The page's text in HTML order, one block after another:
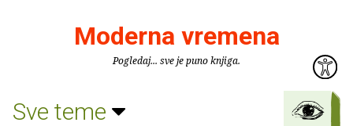
Moderna vremena
Pogledaj... sve je puno knjiga.
Sve teme